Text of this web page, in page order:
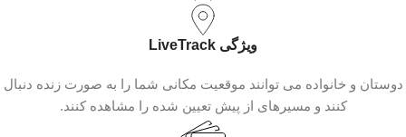
ویژگی LiveTrack
دوستان و خانواده می‌ توانند موقعیت مکانی شما را به صورت زنده دنبال
کنند و مسیرهای از پیش تعیین شده را مشاهده کنند.